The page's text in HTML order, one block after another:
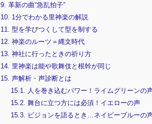
9. 革新の曲“急乱拍子”
10. 1分でわかる里神楽の解説
11.
型を学びつくして型を制する
12. 神楽のルーツ＝縄文時代
13. 神社に行ったときの祈り方
14. 里神楽は能や歌舞伎と根幹が同じ
15. 声解析・声診断とは
15.1.
人を巻き込むパワー！ライムグリーンの
15.2. 舞台に立つ方には必須！イエローの声
15.3.
ビジョンを語るとき…ネイビーブルーの